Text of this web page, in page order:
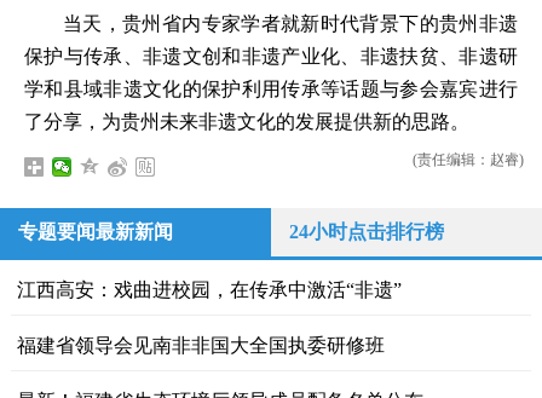
当天，贵州省内专家学者就新时代背景下的贵州非遗
保护与传承、非遗文创和非遗产业化、非遗扶贫、非遗研
学和县域非遗文化的保护利用传承等话题与参会嘉宾进行
了分享，为贵州未来非遗文化的发展提供新的思路。
(责任编辑：赵睿)
专题要闻最新新闻 24小时点击排行榜
江西高安：戏曲进校园，在传承中激活“非遗”
福建省领导会见南非非国大全国执委研修班